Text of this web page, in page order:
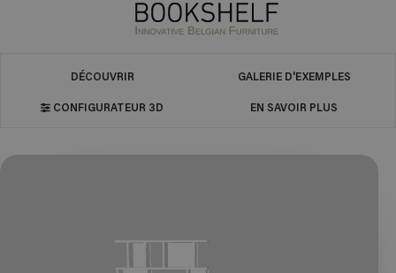
DÉCOUVRIR GALERIE D'EXEMPLES
CONFIGURATEUR 3D EN SAVOIR PLUS